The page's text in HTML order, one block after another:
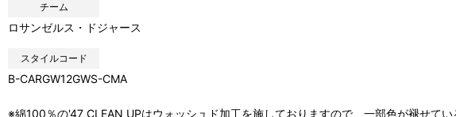
チーム
ロサンゼルス・ドジャース
スタイルコード
B-CARGW12GWS-CMA
※綿100％の'47 CLEAN UPはウォッシュド加工を施しておりますので、一部色が褪せて